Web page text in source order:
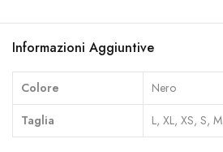
Informazioni Aggiuntive
Colore
Nero
Taglia
L, XL, XS, S, M